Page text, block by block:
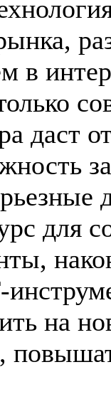
в
даст
для
на